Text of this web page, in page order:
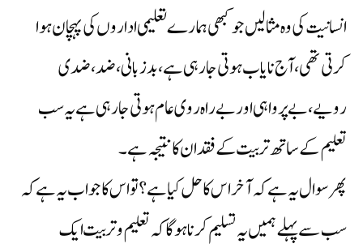
انسانیت کی وہ مثالیں جو کبھی ہمارے تعلیمی اداروں کی پہچان ہوا
کرتی تھی، آج نایاب ہوتی جا رہی ہے،بدزبانی، ضد،ضدی
رویے،بے پرواہی اور بے راہ روی عام ہوتی جا رہی ہے یہ سب
تعلیم کے ساتھ تربیت کے فقدان کا نتیجہ ہے۔
پھر سوال یہ ہے کہ آخر اس کا حل کیا ہے؟ تو اس کا جواب یہ ہے کہ
سب سے پہلے ہمیں یہ تسلیم کرنا ہوگا کہ تعلیم و تربیت ایک